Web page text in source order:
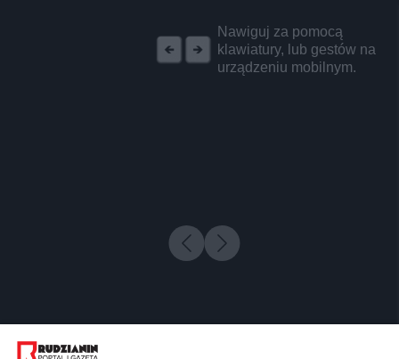
Nawiguj za pomocą
klawiatury, lub gestów na
urządzeniu mobilnym.